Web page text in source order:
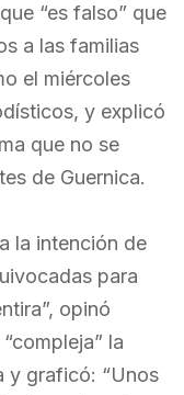
“es falso” que
a las familias
el miércoles
y explicó
que no se
de Guernica.
la intención de
para
opinó
la
y graficó: “Unos